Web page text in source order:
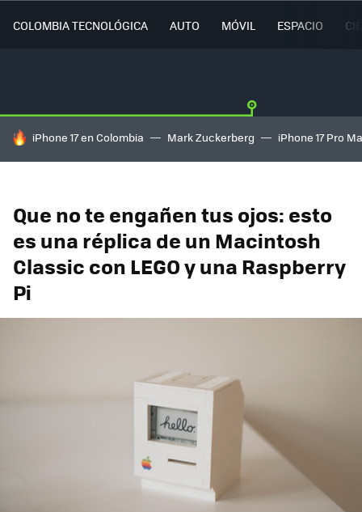
COLOMBIA TECNOLÓGICA AUTO MÓVIL ESPACIO
HOY SE HABLA DE
iPhone 17 en Colombia Mark Zuckerberg iPhone 17 Pro
Que no te engañen tus ojos: esto
es una réplica de un Macintosh
Classic con LEGO y una Raspberry
Pi